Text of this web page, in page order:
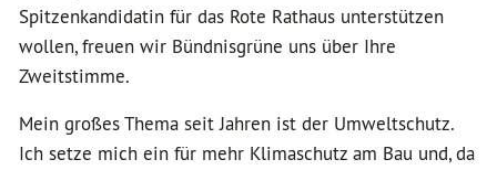
Spitzenkandidatin für das Rote Rathaus unterstützen
wollen, freuen wir Bündnisgrüne uns über Ihre
Zweitstimme.
Mein großes Thema seit Jahren ist der Umweltschutz.
Ich setze mich ein für mehr Klimaschutz am Bau und, da